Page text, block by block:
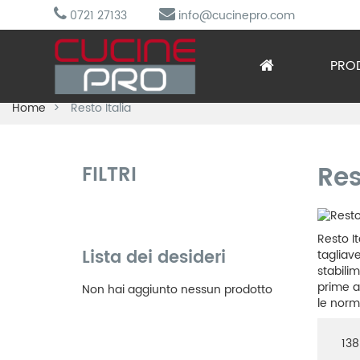
0721 27133 info@cucinepro.com
Home Resto Italia
FILTRI
Lista dei desideri
Non hai aggiunto nessun prodotto
Resto
prime
le
138